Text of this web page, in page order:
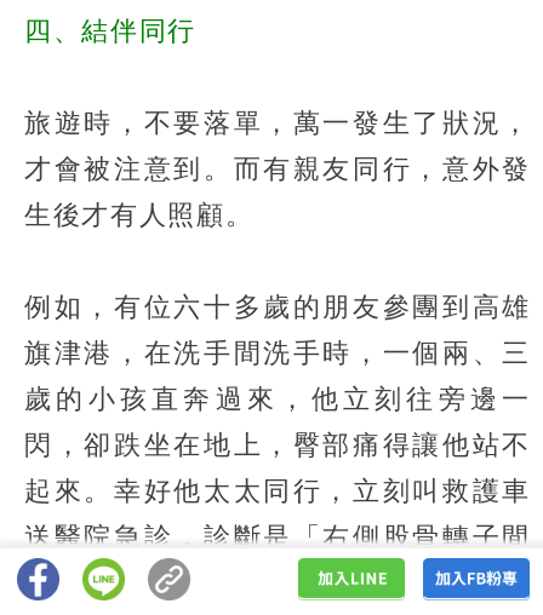
四、結伴同行
旅遊時，不要落單，萬一發生了狀況，
才會被注意到。而有親友同行，意外發
生後才有人照顧。
例如，有位六十多歲的朋友參團到高雄
旗津港，在洗手間洗手時，一個兩、三
歲的小孩直奔過來，他立刻往旁邊一
閃，卻跌坐在地上，臀部痛得讓他站不
起來。幸好他太太同行，立刻叫救護車
送醫院急診，診斷是「右側股骨轉子間
骨折」。當晚，他接受復位內固定手